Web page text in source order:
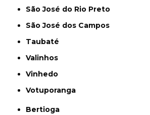
São José do Rio Preto
São José dos Campos
Taubaté
Valinhos
Vinhedo
Votuporanga
Bertioga